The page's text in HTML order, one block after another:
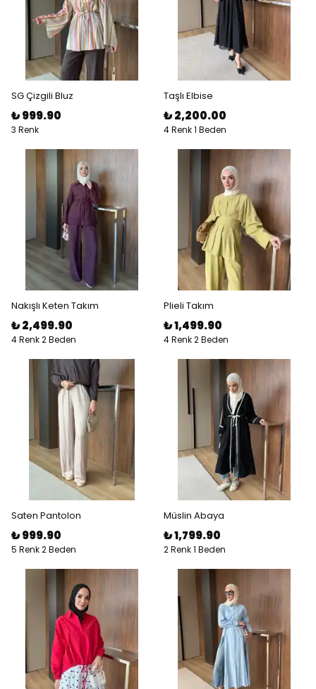
SG Çizgili Bluz
₺ 999.90
3 Renk
Taşlı Elbise
₺ 2,200.00
4 Renk 1 Beden
Nakışlı Keten Takım
₺ 2,499.90
4 Renk 2 Beden
Plieli Takım
₺ 1,499.90
4 Renk 2 Beden
Saten Pantolon
₺ 999.90
5 Renk 2 Beden
Müslin Abaya
₺ 1,799.90
2 Renk 1 Beden